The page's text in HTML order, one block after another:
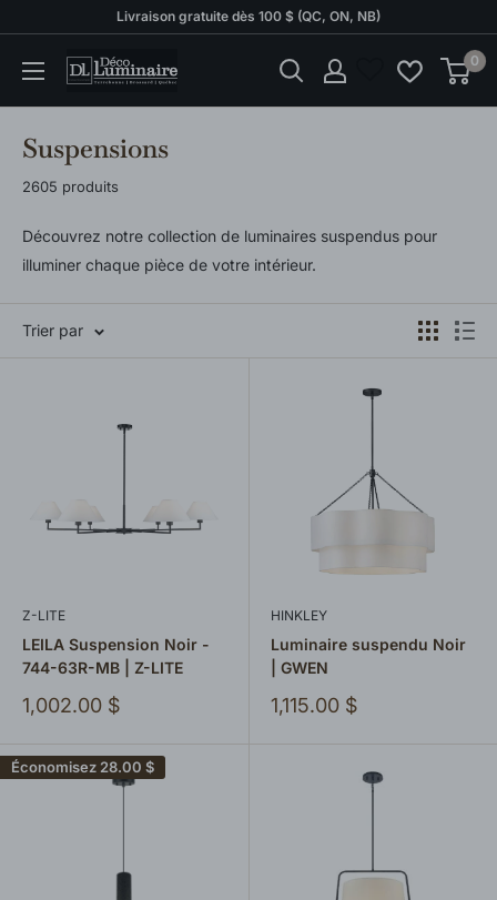
contenu
Livraison gratuite dès 100 $ (QC, ON, NB)
Déco
Luminaire
0
Suspensions
2605 produits
Découvrez notre collection de luminaires suspendus pour
illuminer chaque pièce de votre intérieur.
Trier par
Z-LITE
LEILA Suspension Noir -
744-63R-MB | Z-LITE
Prix
1,002.00 $
HINKLEY
Luminaire suspendu Noir
| GWEN
Prix
1,115.00 $
Économisez 28.00 $